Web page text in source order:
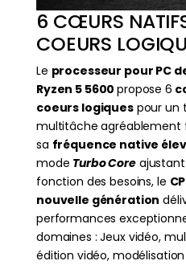
6 CŒURS
COEURS
Le processeur pour PC
Ryzen 5 5600propose 6
coeurs logiquespour un
multitâche agréablement
sa fréquence native
mode Turbo Coreajustant
fonction des besoins, le
nouvelle génération
performances
domaines : Jeux vidéo,
édition vidéo,